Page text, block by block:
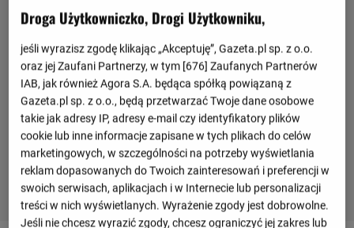
Droga Użytkowniczko, Drogi Użytkowniku,
jeśli wyrazisz zgodę klikając „Akceptuję”, Gazeta.pl sp. z o.o.
oraz jej Zaufani Partnerzy, w tym [676] Zaufanych Partnerów
IAB, jak również Agora S.A. będąca spółką powiązaną z
Gazeta.pl sp. z o.o., będą przetwarzać Twoje dane osobowe
takie jak adresy IP, adresy e-mail czy identyfikatory plików
cookie lub inne informacje zapisane w tych plikach do celów
marketingowych, w szczególności na potrzeby wyświetlania
reklam dopasowanych do Twoich zainteresowań i preferencji w
swoich serwisach, aplikacjach i w Internecie lub personalizacji
treści w nich wyświetlanych. Wyrażenie zgody jest dobrowolne.
Jeśli nie chcesz wyrazić zgody, chcesz ograniczyć jej zakres lub